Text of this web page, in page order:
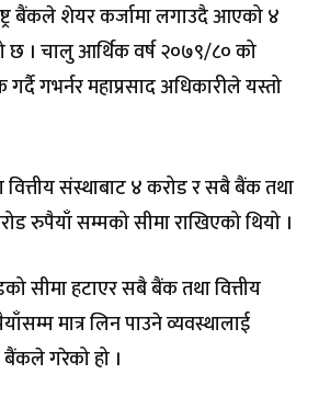
बैंकले शेयर कर्जामा लगाउदै आएको ४
छ । चालु आर्थिक वर्ष २०७९/८० को
गर्दै गभर्नर महाप्रसाद अधिकारीले यस्तो
संस्थाबाट ४ करोड र सबै बैंक तथा
रुपैयाँ सम्मको सीमा राखिएको थियो ।
सीमा हटाएर सबै बैंक तथा वित्तीय
मात्र लिन पाउने व्यवस्थालाई
बैंकले गरेको हो ।